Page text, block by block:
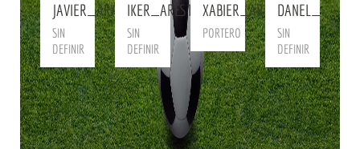
JAVIER_ARANA
SIN
DEFINIR
IKER_ARESTI
SIN
DEFINIR
XABIER_ARIÑO
PORTERO
SIN
DEFINIR